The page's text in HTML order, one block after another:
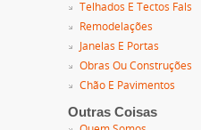
Telhados E Tectos Fals
Remodelações
Janelas E Portas
Obras Ou Construções
Chão E Pavimentos
Outras Coisas